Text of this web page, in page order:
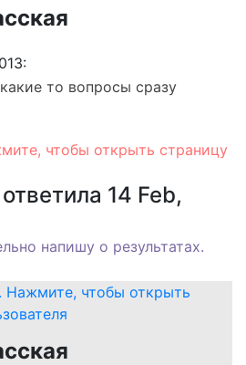
то вопросы сразу
ответила 14 Feb,
напишу о результатах.